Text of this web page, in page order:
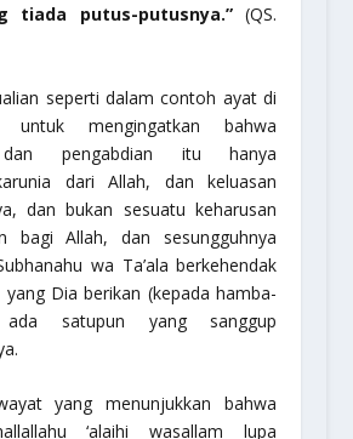
tiada putus-putusnya.”(QS.
seperti dalam contoh ayat di
mengingatkan bahwa
dan pengabdian itu hanya
dari Allah, dan keluasan
dan bukan sesuatu keharusan
bagi Allah, dan sesungguhnya
wa Ta’ala berkehendak
Dia berikan (kepada hamba-
satupun yang sanggup
yang menunjukkan bahwa
‘alaihi wasallam lupa